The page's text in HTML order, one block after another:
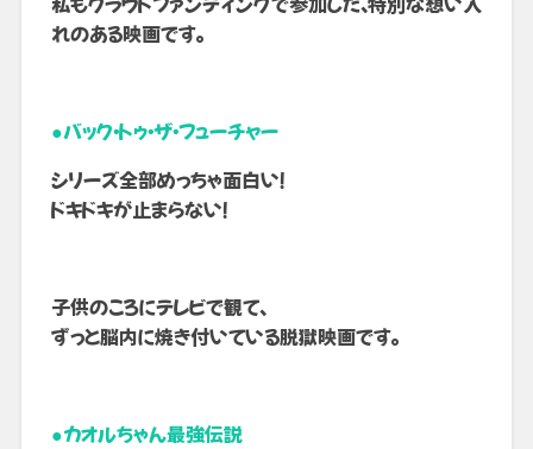
れのある映画です。
●バック・トゥ・ザ・フューチャー
シリーズ全部めっちゃ面白い！
ドキドキが止まらない！
子供のころにテレビで観て、
ずっと脳内に焼き付いている脱獄映画です。
●カオルちゃん最強伝説